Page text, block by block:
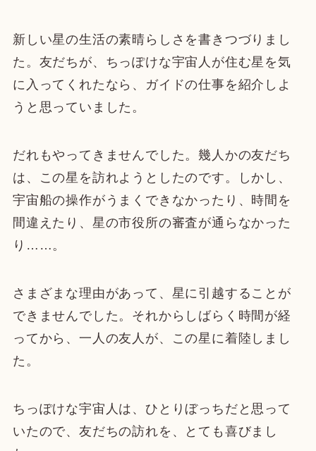
新しい星の生活の素晴らしさを書きつづりまし
た。友だちが、ちっぽけな宇宙人が住む星を気
に入ってくれたなら、ガイドの仕事を紹介しよ
うと思っていました。
だれもやってきませんでした。幾人かの友だち
は、この星を訪れようとしたのです。しかし、
宇宙船の操作がうまくできなかったり、時間を
間違えたり、星の市役所の審査が通らなかった
り……。
さまざまな理由があって、星に引越することが
できませんでした。それからしばらく時間が経
ってから、一人の友人が、この星に着陸しまし
た。
ちっぽけな宇宙人は、ひとりぼっちだと思って
いたので、友だちの訪れを、とても喜びまし